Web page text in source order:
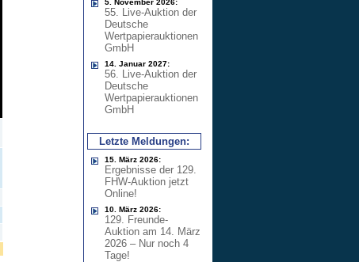
5. November 2026:
55. Live-Auktion der
Deutsche
Wertpapierauktionen
GmbH
14. Januar 2027:
56. Live-Auktion der
Deutsche
Wertpapierauktionen
GmbH
Letzte Meldungen:
15. März 2026:
Ergebnisse der 129.
FHW-Auktion jetzt
Online!
10. März 2026:
129. Freunde-
Auktion am 14. März
2026 – Nur noch 4
Tage!